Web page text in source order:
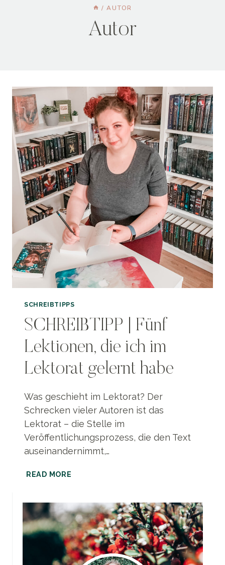
/ AUTOR
Autor
SCHREIBTIPPS
SCHREIBTIPP | Fünf
Lektionen, die ich im
Lektorat gelernt habe
Was geschieht im Lektorat? Der
Schrecken vieler Autoren ist das
Lektorat – die Stelle im
Veröffentlichungsprozess, die den Text
auseinandernimmt,…
READ MORE
LEKTIONEN,
DIE
ICH
IM
LEKTORAT
GELERNT